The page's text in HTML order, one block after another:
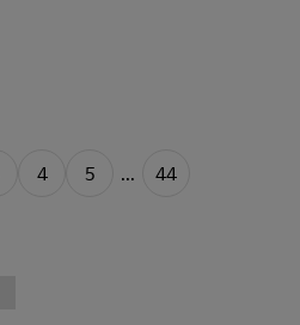
4 5 ... 44